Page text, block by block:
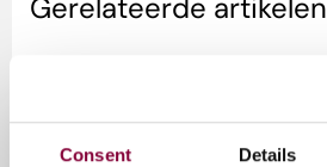
Consent Details
Gerelateerde artikelen